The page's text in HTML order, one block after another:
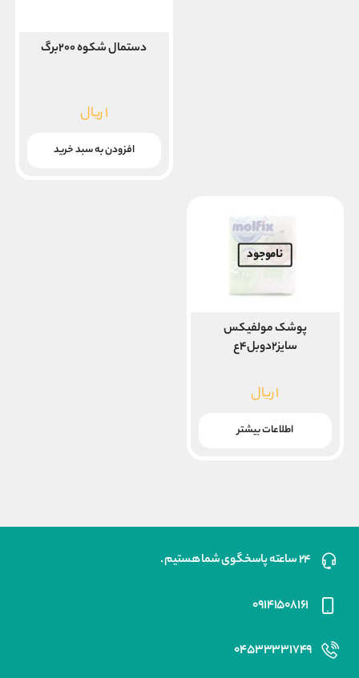
دستمال شکوه ۲۰۰برگ
۱ریال
افزودن به سبد خرید
ناموجود
پوشک مولفیکس
سایز۲دوبل۴ع
۱ریال
اطلاعات بیشتر
۲۴ ساعته پاسخگوی شما هستیم .
۰۹۱۴۱۵۰۸۱۶۱
۰۴۵۳۳۳۳۱۷۴۹